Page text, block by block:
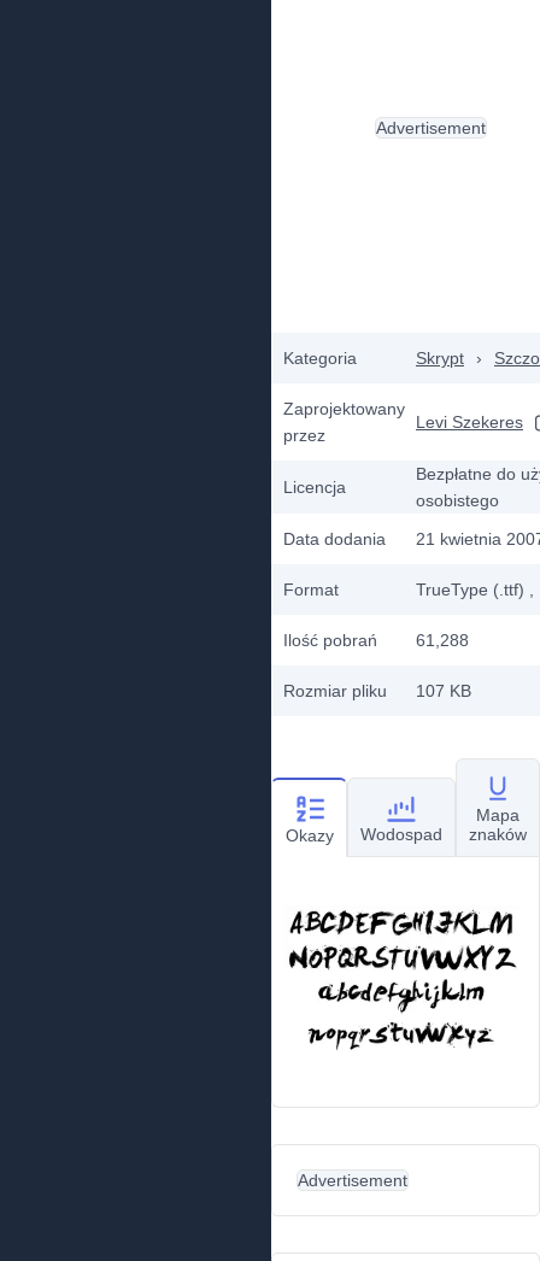
Kategoria Skrypt ›
Zaprojektowany
przez
Levi Szekeres
Licencja
Bezpłatne do
osobistego
Data dodania
21 kwietnia
Format TrueType (.ttf)
Ilość pobrań 61,288
Rozmiar pliku 107 KB
Advertisement
Okazy Wodospad
Mapa
znaków
Advertisement